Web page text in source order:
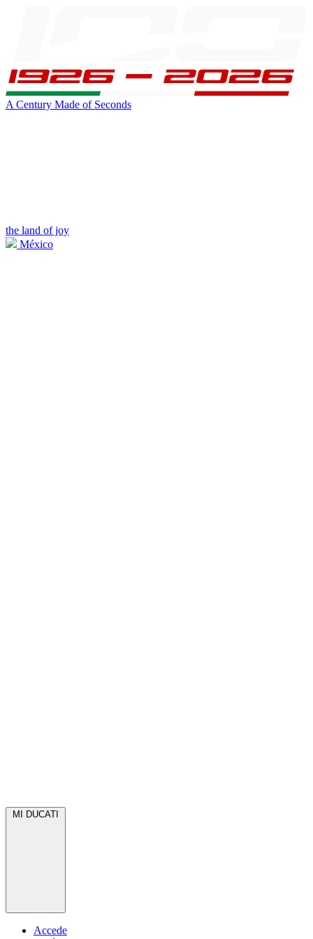
A Century Made of Seconds
the land of joy
México
MI DUCATI
Accede